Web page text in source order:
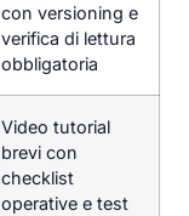
con versioning e
verifica di lettura
obbligatoria
Video tutorial
brevi con
checklist
operative e test